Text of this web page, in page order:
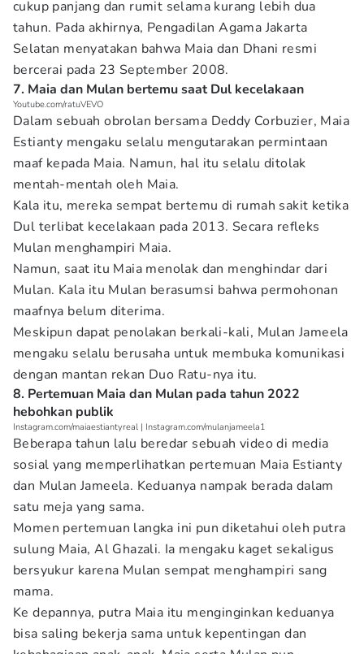
cukup panjang dan rumit selama kurang lebih dua
tahun. Pada akhirnya, Pengadilan Agama Jakarta
Selatan menyatakan bahwa Maia dan Dhani resmi
bercerai pada 23 September 2008.
7. Maia dan Mulan bertemu saat Dul kecelakaan
Youtube.com/ratuVEVO
Dalam sebuah obrolan bersama Deddy Corbuzier, Maia
Estianty mengaku selalu mengutarakan permintaan
maaf kepada Maia. Namun, hal itu selalu ditolak
mentah-mentah oleh Maia.
Kala itu, mereka sempat bertemu di rumah sakit ketika
Dul terlibat kecelakaan pada 2013. Secara refleks
Mulan menghampiri Maia.
Namun, saat itu Maia menolak dan menghindar dari
Mulan. Kala itu Mulan berasumsi bahwa permohonan
maafnya belum diterima.
Meskipun dapat penolakan berkali-kali, Mulan Jameela
mengaku selalu berusaha untuk membuka komunikasi
dengan mantan rekan Duo Ratu-nya itu.
8. Pertemuan Maia dan Mulan pada tahun 2022
hebohkan publik
Instagram.com/maiaestiantyreal | Instagram.com/mulanjameela1
Beberapa tahun lalu beredar sebuah video di media
sosial yang memperlihatkan pertemuan Maia Estianty
dan Mulan Jameela. Keduanya nampak berada dalam
satu meja yang sama.
Momen pertemuan langka ini pun diketahui oleh putra
sulung Maia, Al Ghazali. Ia mengaku kaget sekaligus
bersyukur karena Mulan sempat menghampiri sang
mama.
Ke depannya, putra Maia itu menginginkan keduanya
bisa saling bekerja sama untuk kepentingan dan